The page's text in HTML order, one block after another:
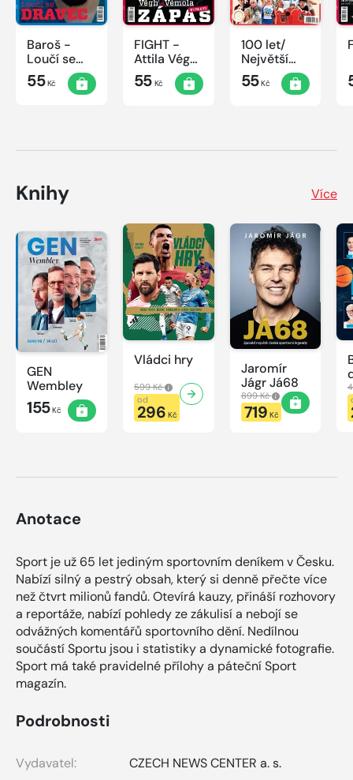
Baroš -
Loučí se
dravec
55Kč
FIGHT -
Attila Végh
vs. Karlos
Vémola
55Kč
100 let/
Největší
okamžiky
českého
55Kč
Knihy Více
GEN
Wembley
155Kč
Vládci hry
599 Kč
od
296 Kč
Jaromír
Jágr Já68
899 Kč
719 Kč
Anotace
Sport je už 65 let jediným sportovním deníkem v Česku.
Nabízí silný a pestrý obsah, který si denně přečte více
než čtvrt milionů fandů. Otevírá kauzy, přináší rozhovory
a reportáže, nabízí pohledy ze zákulisí a nebojí se
odvážných komentářů sportovního dění. Nedílnou
součástí Sportu jsou i statistiky a dynamické fotografie.
Sport má také pravidelné přílohy a páteční Sport
magazín.
Podrobnosti
Vydavatel:
CZECH NEWS CENTER a. s.